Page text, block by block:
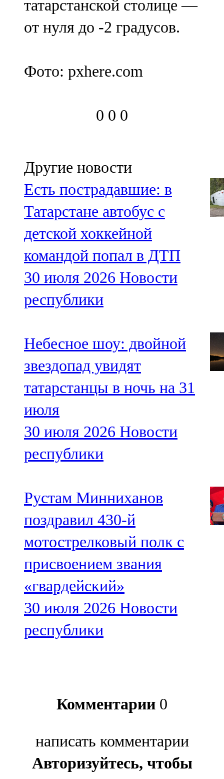
татарстанской столице —
от нуля до -2 градусов.
Фото: pxhere.com
0 0 0
Другие новости
Есть пострадавшие: в
Татарстане автобус с
детской хоккейной
командой попал в ДТП
30 июля 2026 Новости
республики
Небесное шоу: двойной
звездопад увидят
татарстанцы в ночь на 31
июля
30 июля 2026 Новости
республики
Рустам Минниханов
поздравил 430-й
мотострелковый полк с
присвоением звания
«гвардейский»
30 июля 2026 Новости
республики
Комментарии 0
написать комментарии
Авторизуйтесь, чтобы